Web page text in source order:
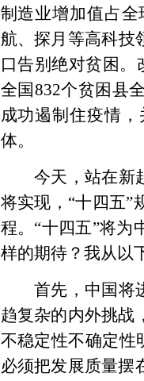
制造业增加值占
航、探月等高科技
口告别绝对贫困。
全国832个贫困县
成功遏制住疫情
体。
今天，站在新
将实现， “十四五”
程。“十四五”将为
样的期待？我从以
首先， 中国将
趋复杂的内外挑战
不稳定性不确定性
必须把发展质量摆